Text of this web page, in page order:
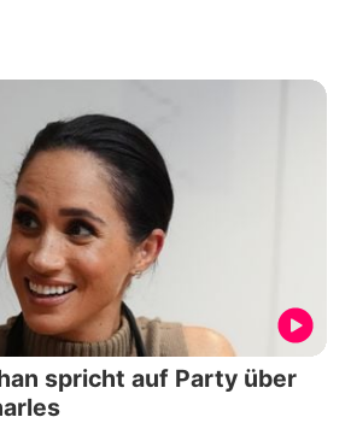
spricht auf Party über